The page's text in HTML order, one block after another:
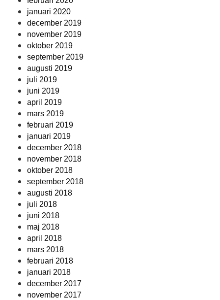
januari 2020
december 2019
november 2019
oktober 2019
september 2019
augusti 2019
juli 2019
juni 2019
april 2019
mars 2019
februari 2019
januari 2019
december 2018
november 2018
oktober 2018
september 2018
augusti 2018
juli 2018
juni 2018
maj 2018
april 2018
mars 2018
februari 2018
januari 2018
december 2017
november 2017